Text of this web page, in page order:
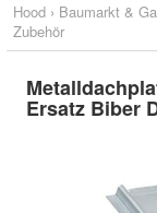
Hood › Baumarkt &
Zubehör
Ersatz Biber